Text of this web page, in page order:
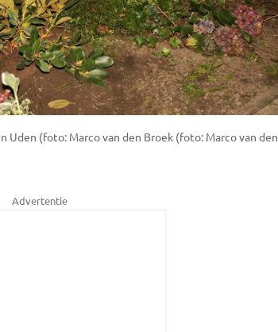
(foto: Marco van den Broek (foto: Marco van den
Advertentie